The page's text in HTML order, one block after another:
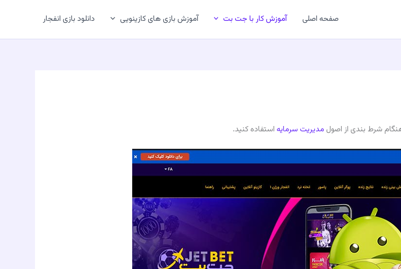
صفحه اصلی آموزش کار با جت بت آموزش بازی های کازینویی دانلود بازی انفجار
هنگام شرط بندی از اصول مدیریت سرمایه استفاده کنید.